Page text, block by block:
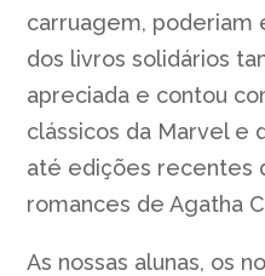
carruagem, poderiam
dos livros solidários
apreciada e contou
clássicos da Marvel e
até edições recentes
romances de Agatha
As nossas alunas, os